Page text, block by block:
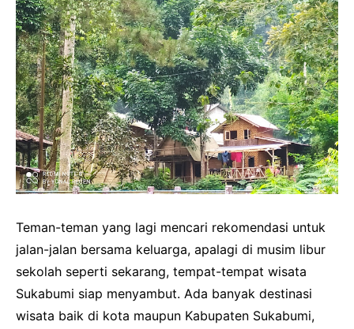
Teman-teman yang lagi mencari rekomendasi untuk
jalan-jalan bersama keluarga, apalagi di musim libur
sekolah seperti sekarang, tempat-tempat wisata
Sukabumi siap menyambut. Ada banyak destinasi
wisata baik di kota maupun Kabupaten Sukabumi,